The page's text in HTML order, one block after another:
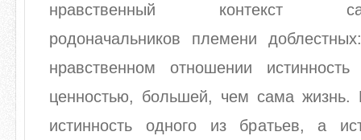
нравственный контекст
родоначальников племени
нравственном отношении
ценностью, большей, чем сама жизнь.
истинность одного из братьев, а